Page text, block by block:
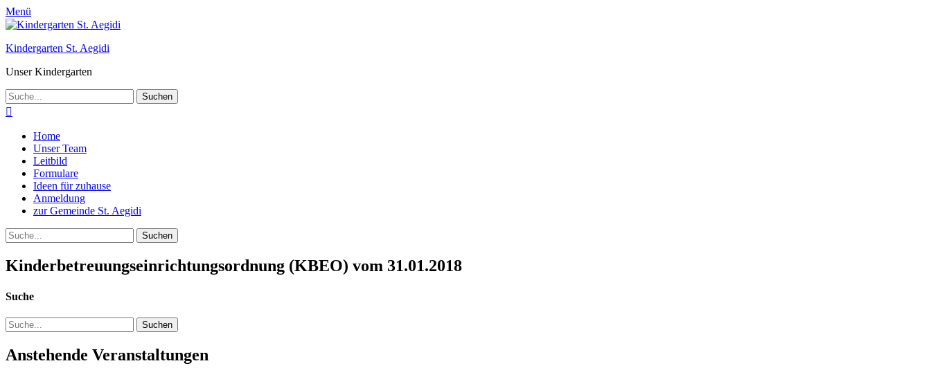
Menü
Kindergarten St. Aegidi
Unser Kindergarten
Suchen
nach:
Primäres
Menü
Zum
Inhalt
springen
Home
Unser Team
Leitbild
Formulare
Ideen für zuhause
Anmeldung
zur Gemeinde St. Aegidi
Suchen
Suchen
nach:
Kinderbetreuungseinrichtungsordnung (KBEO) vom 31.01.2018
Suche
Suchen
nach:
Anstehende Veranstaltungen